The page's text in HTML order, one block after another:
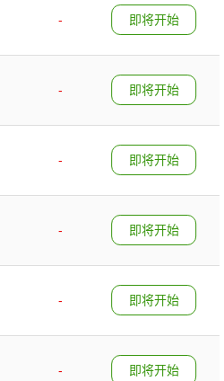
-
即将开始
-
即将开始
-
即将开始
-
即将开始
-
即将开始
-
即将开始